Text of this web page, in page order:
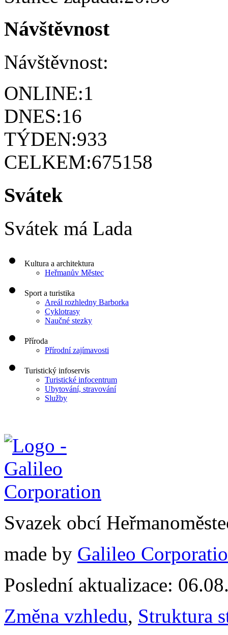
Návštěvnost
Návštěvnost:
ONLINE:1
DNES:16
TÝDEN:933
CELKEM:675158
Svátek
Svátek má Lada
Kultura a architektura
Heřmanův Městec
Sport a turistika
Areál rozhledny Barborka
Cyklotrasy
Naučné stezky
Příroda
Přírodní zajímavosti
Turistický infoservis
Turistické infocentrum
Ubytování, stravování
Služby
Svazek obcí
made by Galileo
Poslední aktualizace:
Změna vzhledu, Struktura